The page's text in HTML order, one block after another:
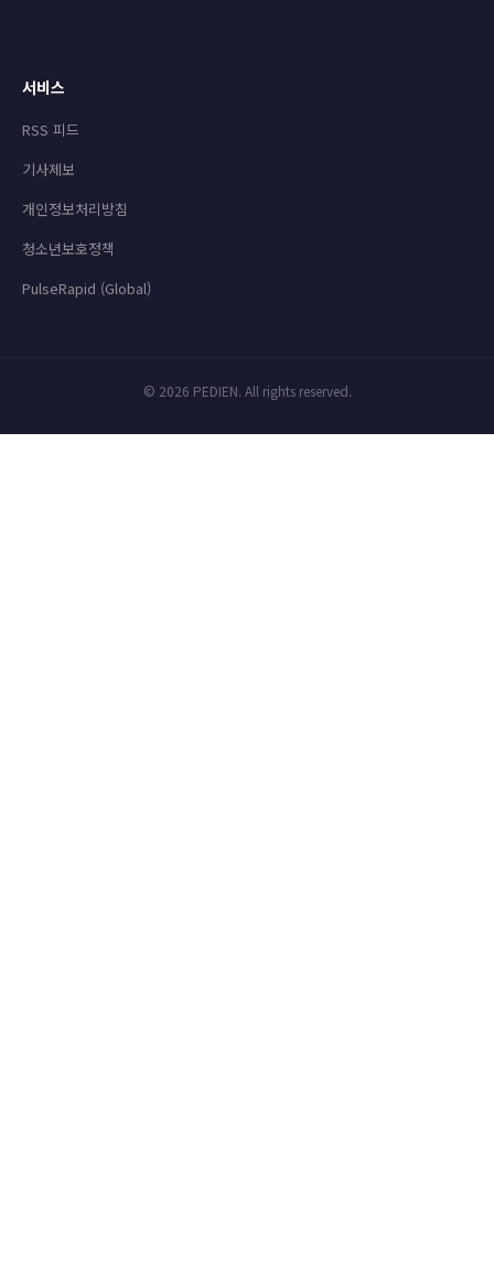
서비스
RSS 피드
기사제보
개인정보처리방침
청소년보호정책
PulseRapid (Global)
© 2026 PEDIEN. All rights reserved.